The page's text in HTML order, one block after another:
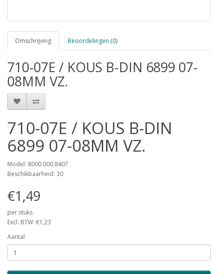
Omschrijving Beoordelingen (0)
710-07E / KOUS B-DIN 6899 07-
08MM VZ.
710-07E / KOUS B-DIN
6899 07-08MM VZ.
Model: 8000.000.8407
Beschikbaarheid: 30
€1,49
per stuks
Excl. BTW: €1,23
Aantal